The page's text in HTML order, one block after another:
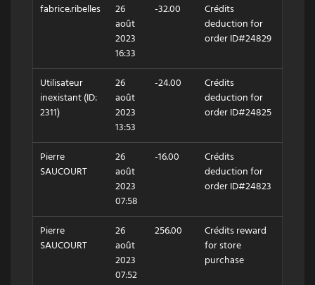
fabrice.ribelles
26
août
2023
16:33
-32.00
Crédits
deduction for
order ID#24829
Utilisateur
inexistant (ID:
2311)
26
août
2023
13:53
-24.00
Crédits
deduction for
order ID#24825
Pierre
SAUCOURT
26
août
2023
07:58
-16.00
Crédits
deduction for
order ID#24823
Pierre
SAUCOURT
26
août
2023
07:52
256.00
Crédits reward
for store
purchase